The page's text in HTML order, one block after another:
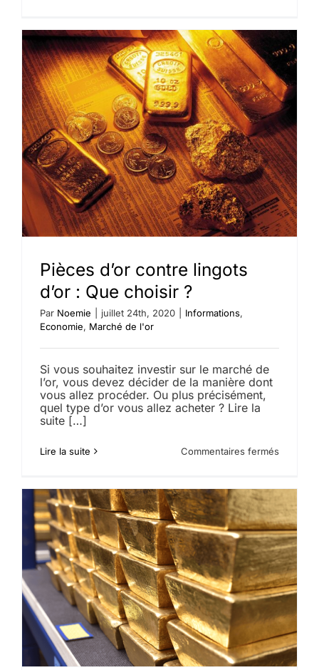
grosses
réserves
d’or
du
monde
Pièces d’or contre lingots
d’or : Que choisir ?
Par Noemie juillet 24th, 2020 Informations,
Economie, Marché de l'or
Si vous souhaitez investir sur le marché de
l’or, vous devez décider de la manière dont
vous allez procéder. Ou plus précisément,
quel type d’or vous allez acheter ? Lire la
suite […]
Lire la suite Commentaires fermés
contre
lingots
d’or
:
Que
choisir
?